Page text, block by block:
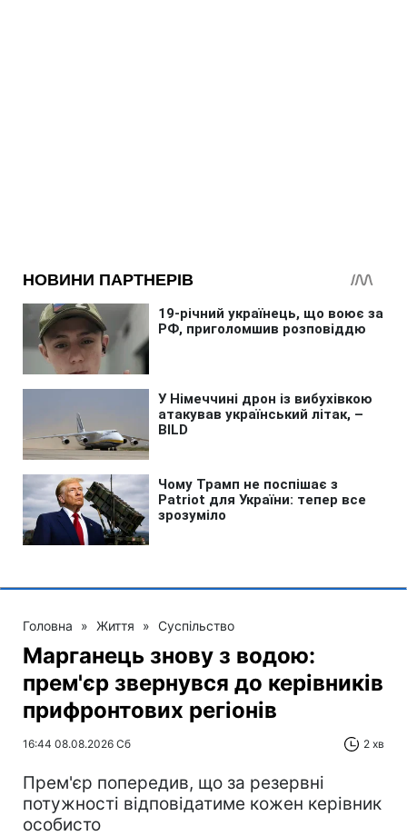
Головна » Життя » Суспільство
Марганець знову з водою:
прем'єр звернувся до керівників
прифронтових регіонів
16:44 08.08.2026 Сб 2 хв
Прем'єр попередив, що за резервні
потужності відповідатиме кожен керівник
особисто